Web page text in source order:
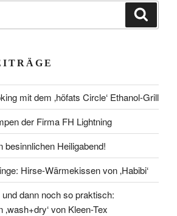
mit dem ‚höfats Circle‘ Ethanol-Grill
der Firma FH Lightning
besinnlichen Heiligabend!
Hirse-Wärmekissen von ‚Habibi‘
dann noch so praktisch:
von Kleen-Tex